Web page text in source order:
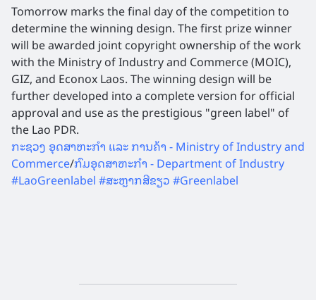
Tomorrow marks the final day of the competition to
determine the winning design. The first prize winner
will be awarded joint copyright ownership of the work
with the Ministry of Industry and Commerce (MOIC),
GIZ, and Econox Laos. The winning design will be
further developed into a complete version for official
approval and use as the prestigious "green label" of
the Lao PDR.
ກະຊວງ ອຸດສາຫະກຳ ແລະ ການຄ້າ - Ministry of Industry and
Commerce/ກົມອຸດສາຫະກຳ - Department of Industry
#LaoGreenlabel#ສະຫຼາກສີຂຽວ#Greenlabel